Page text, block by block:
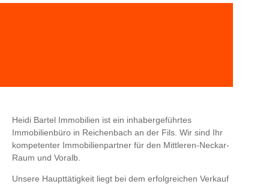
Heidi Bartel Immobilien ist ein inhabergeführtes
Immobilienbüro in Reichenbach an der Fils. Wir sind Ihr
kompetenter Immobilienpartner für den Mittleren-Neckar-
Raum und Voralb.
Unsere Haupttätigkeit liegt bei dem erfolgreichen Verkauf